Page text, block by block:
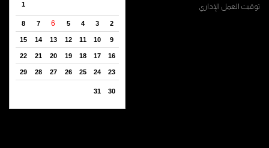
توقيت العمل الإداري
1
2
3
4
5
6
7
8
9
10
11
12
13
14
15
16
17
18
19
20
21
22
23
24
25
26
27
28
29
30
31